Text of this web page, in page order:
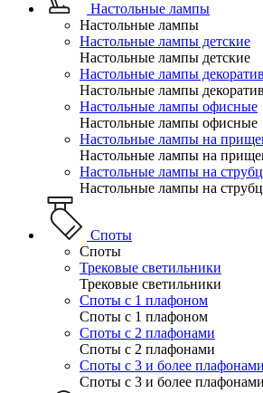
Настольные лампы
Настольные лампы
Настольные лампы детские
Настольные лампы детские
Настольные лампы
Настольные лампы
Настольные лампы офисные
Настольные лампы офисные
Настольные лампы на
Настольные лампы на
Настольные лампы на
Настольные лампы на
Споты
Споты
Трековые светильники
Трековые светильники
Споты с 1 плафоном
Споты с 1 плафоном
Споты с 2 плафонами
Споты с 2 плафонами
Споты с 3 и более плафонами
Споты с 3 и более плафонами